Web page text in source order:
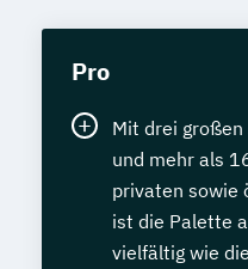
Pro
Mit drei
und mehr als
privaten sowie
ist die Palette
vielfältig wie